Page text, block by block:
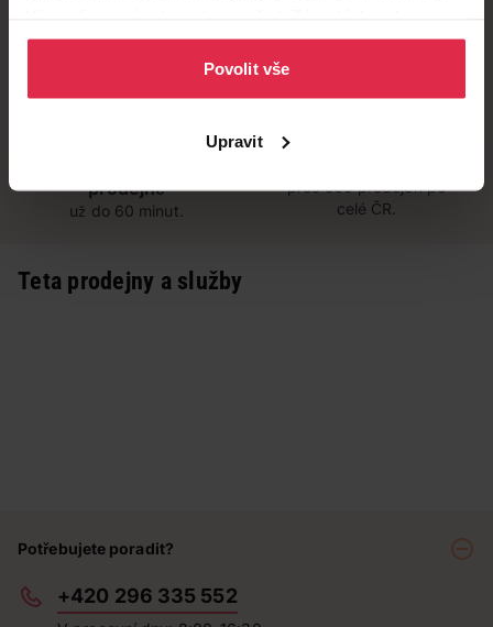
osobních údajů.
Povolit vše
Upravit
Doručení zdarma
při nákupu nad 1 200 Kč
Věrnostní slevy
ušetřete s Teta klubem
prodejně
už do 60 minut.
přes 500 prodejen po
celé ČR.
Teta prodejny a služby
Potřebujete poradit?
+420 296 335 552